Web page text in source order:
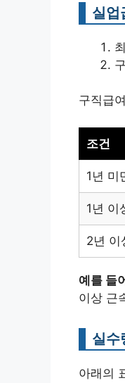
실업
구직급
조건
1년 미
1년 이
2년 이
예를 들
이상 근
실수
아래의